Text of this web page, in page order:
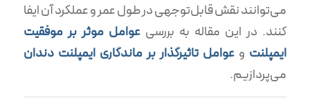
می‌توانند نقش قابل‌توجهی در طول عمر و عملکرد آن ایفا
کنند. در این مقاله به بررسیعوامل موثر بر موفقیت
ایمپلنت و عوامل تاثیرگذار بر ماندگاری ایمپلنت دندان
می‌پردازیم.